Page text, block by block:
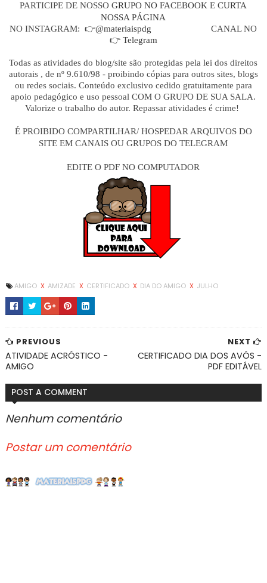
PARTICIPE DE NOSSOGRUPO NO FACEBOOK ECURTA
NOSSA PÁGINA
NO INSTAGRAM: 👉@materiaispdg CANAL NO
👉Telegram
Todas as atividades do blog/site são protegidas pela lei dos direitos
autorais , de nº 9.610/98 - proibindo cópias para outros sites, blogs
ou redes sociais. Conteúdo exclusivo cedido gratuitamente para
apoio pedagógico e uso pessoal COM O GRUPO DE SUA SALA.
Valorize o trabalho do autor. Repassar atividades é crime!
É PROIBIDO COMPARTILHAR/ HOSPEDAR ARQUIVOS DO
SITE EM CANAIS OU GRUPOS DO TELEGRAM
EDITE O PDF NO COMPUTADOR
AMIGO X AMIZADE X CERTIFICADO X DIA DO AMIGO X JULHO
NEXT
CERTIFICADO DIA DOS AVÓS -
PDF EDITÁVEL
PREVIOUS
ATIVIDADE ACRÓSTICO -
AMIGO
POST A COMMENT
Nenhum comentário
Postar um comentário